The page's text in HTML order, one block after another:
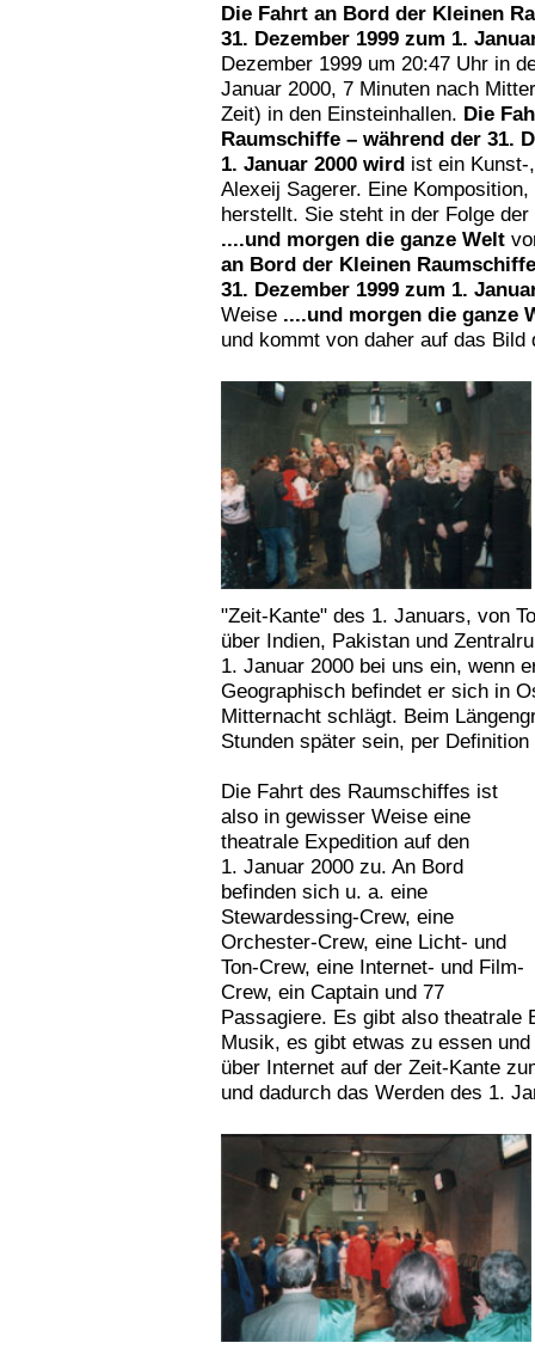
Die Fahrt an Bord der Kleinen
31. Dezember 1999 zum 1.
Dezember 1999 um 20:47 Uhr in
Januar 2000, 7 Minuten nach
Zeit) in den Einsteinhallen. Die
Raumschiffe – während der 31.
1. Januar 2000 wird ist ein
Alexeij Sagerer. Eine
herstellt. Sie steht in der Folge
....und morgen die ganze Welt
an Bord der Kleinen
31. Dezember 1999 zum 1.
Weise ....und morgen die ganze
und kommt von daher auf das
"Zeit-Kante" des 1. Januars, von
über Indien, Pakistan und
1. Januar 2000 bei uns ein, wenn
Geographisch befindet er sich in
Mitternacht schlägt. Beim
Stunden später sein, per
Die Fahrt des Raumschiffes ist
also in gewisser Weise eine
theatrale Expedition auf den
1. Januar 2000 zu. An Bord
befinden sich u. a. eine
Stewardessing-Crew, eine
Orchester-Crew, eine Licht- und
Ton-Crew, eine Internet- und Film-
Crew, ein Captain und 77
Passagiere. Es gibt also theatrale
Musik, es gibt etwas zu essen
über Internet auf der Zeit-Kante
und dadurch das Werden des 1.